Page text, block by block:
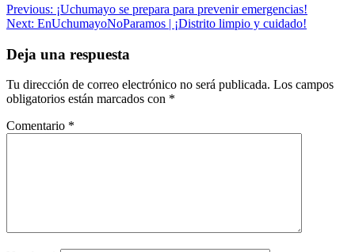
Navegación
de
entradas
Previous: ¡Uchumayo se prepara para prevenir emergencias!
Next: EnUchumayoNoParamos | ¡Distrito limpio y cuidado!
Deja una respuesta
Tu dirección de correo electrónico no será publicada. Los campos
obligatorios están marcados con *
Comentario *